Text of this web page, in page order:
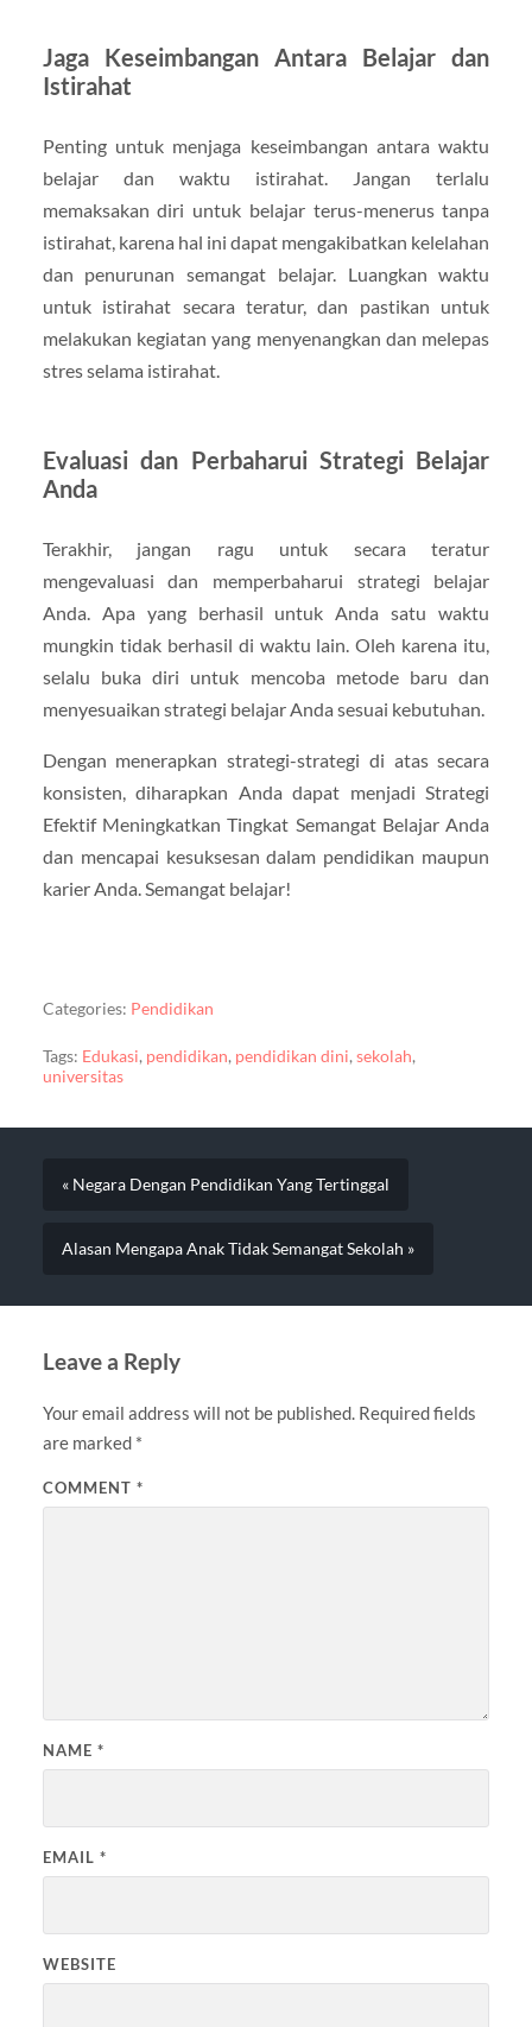
Jaga Keseimbangan Antara Belajar dan
Istirahat
Penting untuk menjaga keseimbangan antara waktu
belajar dan waktu istirahat. Jangan terlalu
memaksakan diri untuk belajar terus-menerus tanpa
istirahat, karena hal ini dapat mengakibatkan kelelahan
dan penurunan semangat belajar. Luangkan waktu
untuk istirahat secara teratur, dan pastikan untuk
melakukan kegiatan yang menyenangkan dan melepas
stres selama istirahat.
Evaluasi dan Perbaharui Strategi Belajar
Anda
Terakhir, jangan ragu untuk secara teratur
mengevaluasi dan memperbaharui strategi belajar
Anda. Apa yang berhasil untuk Anda satu waktu
mungkin tidak berhasil di waktu lain. Oleh karena itu,
selalu buka diri untuk mencoba metode baru dan
menyesuaikan strategi belajar Anda sesuai kebutuhan.
Dengan menerapkan strategi-strategi di atas secara
konsisten, diharapkan Anda dapat menjadi Strategi
Efektif Meningkatkan Tingkat Semangat Belajar Anda
dan mencapai kesuksesan dalam pendidikan maupun
karier Anda. Semangat belajar!
Categories: Pendidikan
Tags: Edukasi, pendidikan, pendidikan dini, sekolah,
universitas
« Negara Dengan Pendidikan Yang Tertinggal
Alasan Mengapa Anak Tidak Semangat Sekolah »
Leave a Reply
Your email address will not be published. Required fields
are marked *
COMMENT *
NAME *
EMAIL *
WEBSITE